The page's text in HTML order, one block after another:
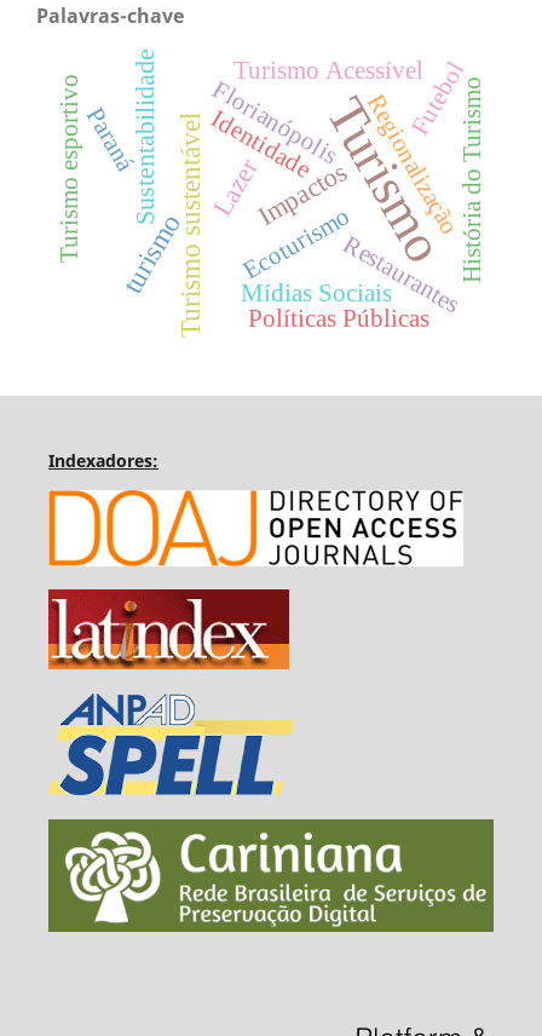
Palavras-chave
Turismo
Turismo sustentável
turismo
Impactos
Lazer
Sustentabilidade
Ecoturismo
Florianópolis
Mídias Sociais
Regionalização
Turismo Acessível
Restaurantes
Paraná
Políticas Públicas
Identidade História do Turismo
Turismo esportivo Futebol
Indexadores: